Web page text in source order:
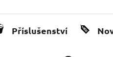
Příslušenství